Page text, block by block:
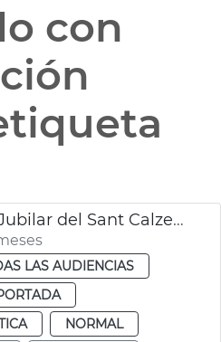
con
Programa III Any Jubilar del Sant Calze de València
LAS AUDIENCIAS
NORMAL